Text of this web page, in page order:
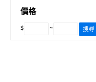
價格
$ ~ 搜尋